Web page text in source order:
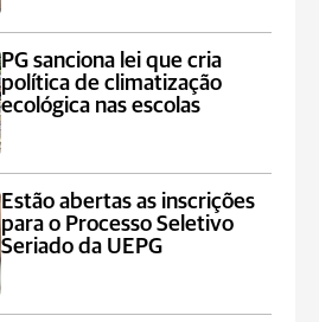
PG sanciona lei que cria
política de climatização
ecológica nas escolas
Estão abertas as inscrições
para o Processo Seletivo
Seriado da UEPG